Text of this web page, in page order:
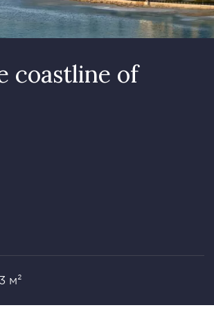
coastline of
м²